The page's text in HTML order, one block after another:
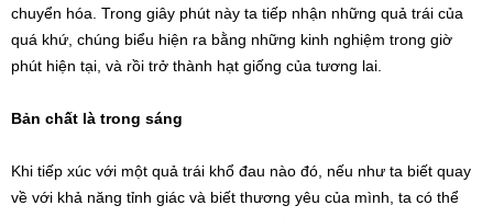
chuyển hóa. Trong giây phút này ta tiếp nhận những quả trái của
quá khứ, chúng biểu hiện ra bằng những kinh nghiệm trong giờ
phút hiện tại, và rồi trở thành hạt giống của tương lai.
Bản chất là trong sáng
Khi tiếp xúc với một quả trái khổ đau nào đó, nếu như ta biết quay
về với khả năng tỉnh giác và biết thương yêu của mình, ta có thể